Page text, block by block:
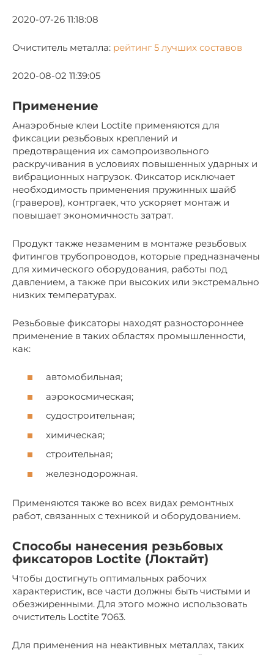
2020-07-26 11:18:08
Очиститель металла: рейтинг 5 лучших составов
2020-08-02 11:39:05
Применение
Анаэробные клеи Loctite применяются для
фиксации резьбовых креплений и
предотвращения их самопроизвольного
раскручивания в условиях повышенных ударных и
вибрационных нагрузок. Фиксатор исключает
необходимость применения пружинных шайб
(граверов), контргаек, что ускоряет монтаж и
повышает экономичность затрат.
Продукт также незаменим в монтаже резьбовых
фитингов трубопроводов, которые предназначены
для химического оборудования, работы под
давлением, а также при высоких или экстремально
низких температурах.
Резьбовые фиксаторы находят разностороннее
применение в таких областях промышленности,
как:
автомобильная;
аэрокосмическая;
судостроительная;
химическая;
строительная;
железнодорожная.
Применяются также во всех видах ремонтных
работ, связанных с техникой и оборудованием.
Способы нанесения резьбовых
фиксаторов Loctite (Локтайт)
Чтобы достигнуть оптимальных рабочих
характеристик, все части должны быть чистыми и
обезжиренными. Для этого можно использовать
очиститель Loctite 7063.
Для применения на неактивных металлах, таких